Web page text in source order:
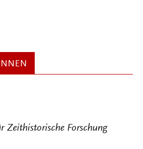
Zeithistorische Forschung